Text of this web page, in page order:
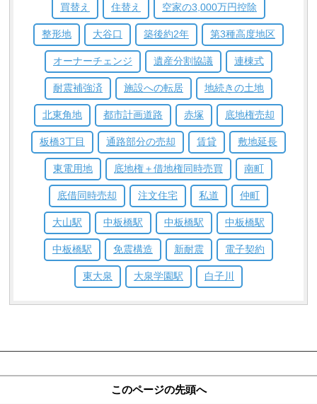
買替え 住替え 空家の3,000万円控除
整形地 大谷口 築後約2年 第3種高度地区
オーナーチェンジ 遺産分割協議 連棟式
耐震補強済 施設への転居 地続きの土地
北東角地 都市計画道路 赤塚 底地権売却
板橋3丁目 通路部分の売却 賃貸 敷地延長
東電用地 底地権＋借地権同時売買 南町
底借同時売却 注文住宅 私道 仲町
大山駅 中板橋駅 中板橋駅 中板橋駅
中板橋駅 免震構造 新耐震 電子契約
東大泉 大泉学園駅 白子川
このページの先頭へ